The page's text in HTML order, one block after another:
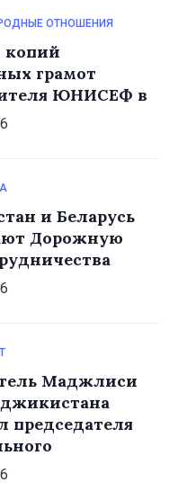
ОТНОШЕНИЯ
копий
грамот
ЮНИСЕФ в
и Беларусь
Дорожную
Маджлиси
председателя